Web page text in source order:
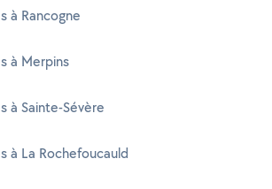
à Rancogne
à Merpins
à Sainte-Sévère
à La Rochefoucauld